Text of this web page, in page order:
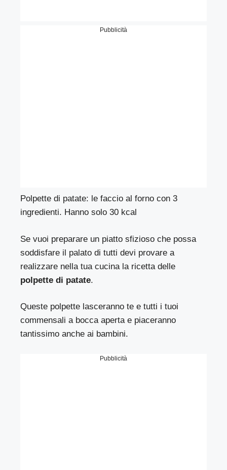
Pubblicità
Polpette di patate: le faccio al forno con 3
ingredienti. Hanno solo 30 kcal
Se vuoi preparare un piatto sfizioso che possa
soddisfare il palato di tutti devi provare a
realizzare nella tua cucina la ricetta delle
polpette di patate.
Queste polpette lasceranno te e tutti i tuoi
commensali a bocca aperta e piaceranno
tantissimo anche ai bambini.
Pubblicità